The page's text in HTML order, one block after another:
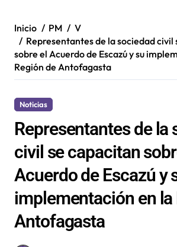
Inicio PM
V
Representantes de la sociedad civil
sobre el Acuerdo de Escazú y su
Región de Antofagasta
Noticias
Representantes de la
civil se capacitan
Acuerdo de Escazú y
implementación en la
Antofagasta